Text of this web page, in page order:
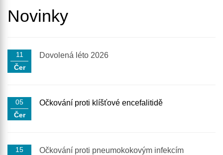
Novinky
11
Čer
Dovolená léto 2026
05
Čer
Očkování proti klíšťové encefalitidě
15
Očkování proti pneumokokovým infekcím